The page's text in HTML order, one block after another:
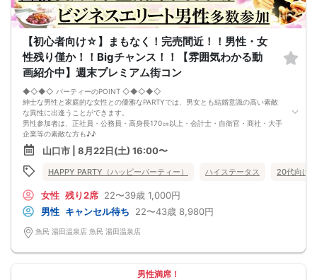
【初心者向け☆】まもなく！完売間近！！男性・女
性残り僅か！！Bigチャンス！！【雰囲気わかる動
画紹介中】週末プレミアム街コン
◆◇◆◇ パーティーのPOINT ◇◆◇◆◇
紳士な男性と家庭的な女性との優雅なPARTYでは、男女とも結婚意識の高い素敵
な異性に出逢うことができます。
男性参加者は、正社員・公務員・高身長170㎝以上・会計士・自衛官・商社・大手
企業等の素敵な方も♪♪
ゆったりとお話できる空間は、恋活・婚活にピッタリ♪♪ 飲食付きで男女の仲も
深まります♪
定期的に席替えをして全員の方と交流して頂き、連絡先の交換も自由です♪
お一人様も多数参加されておられますので、ご安心してご参加下さい♪
◇◆◇◆◇◆◇◆◇◆◇◆◇◆◇◆◇◆◇
□受付は開始10分前からとさせて頂きます。
□開催店舗様には『街コンで来ました』とお伝えください。受付まで案内させて
頂きます。
□当日現金支払いの方は受付にて参加費をお支払い下さい。
または13：00以降にキャンセルにより最少催行人数を下回った場合は、中止と
山口市 | 8月22日(土) 16:00〜
HAPPY PARTY（ハッピーパーティー） ハイステータス 20代向け
女性 残り2席 22〜39歳 1,000円
男性 キャンセル待ち 22〜43歳 8,980円
魚民 湯田温泉店 魚民 湯田温泉店
男性満席！